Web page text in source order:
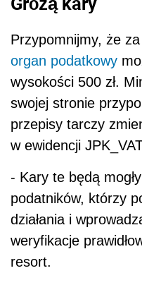
Przypomnijmy, że
organ podatkowy
wysokości 500 zł.
swojej stronie
przepisy tarczy
w ewidencji
- Kary te będą
podatników, którzy
działania i
weryfikacje
resort.